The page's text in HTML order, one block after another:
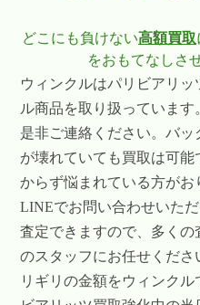
どこにも負けない高額買取
をおもてなしさ
ウィンクルはパリビアリ
ル商品を取り扱っています
是非ご連絡ください。バ
が壊れていても買取は可
からず悩まれている方が
LINEでお問い合わせいた
査定できますので、多く
のスタッフにお任せくだ
リギリの金額をウィンク